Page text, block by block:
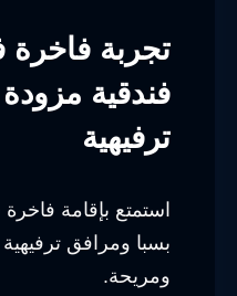
تجربة
فندقية
ترفيهية
استمتع بإقامة
بسبا ومرافق
ومريحة.